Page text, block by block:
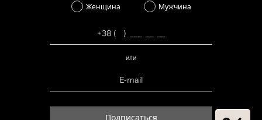
Женщина Мужчина
или
Подписаться